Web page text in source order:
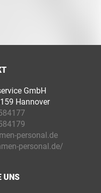
GmbH
Hannover
personal.de
personal.de/
UNS